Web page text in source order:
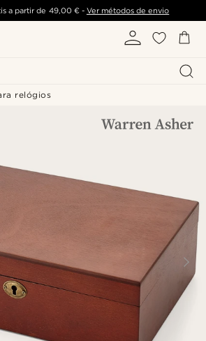
a partir de 49,00 €- Ver métodos de envio
relógios